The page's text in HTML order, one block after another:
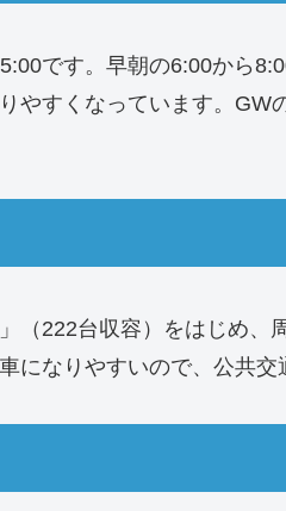
です。早朝の6:00から
やすくなっています。GW
（222台収容）をはじめ、
になりやすいので、公共交